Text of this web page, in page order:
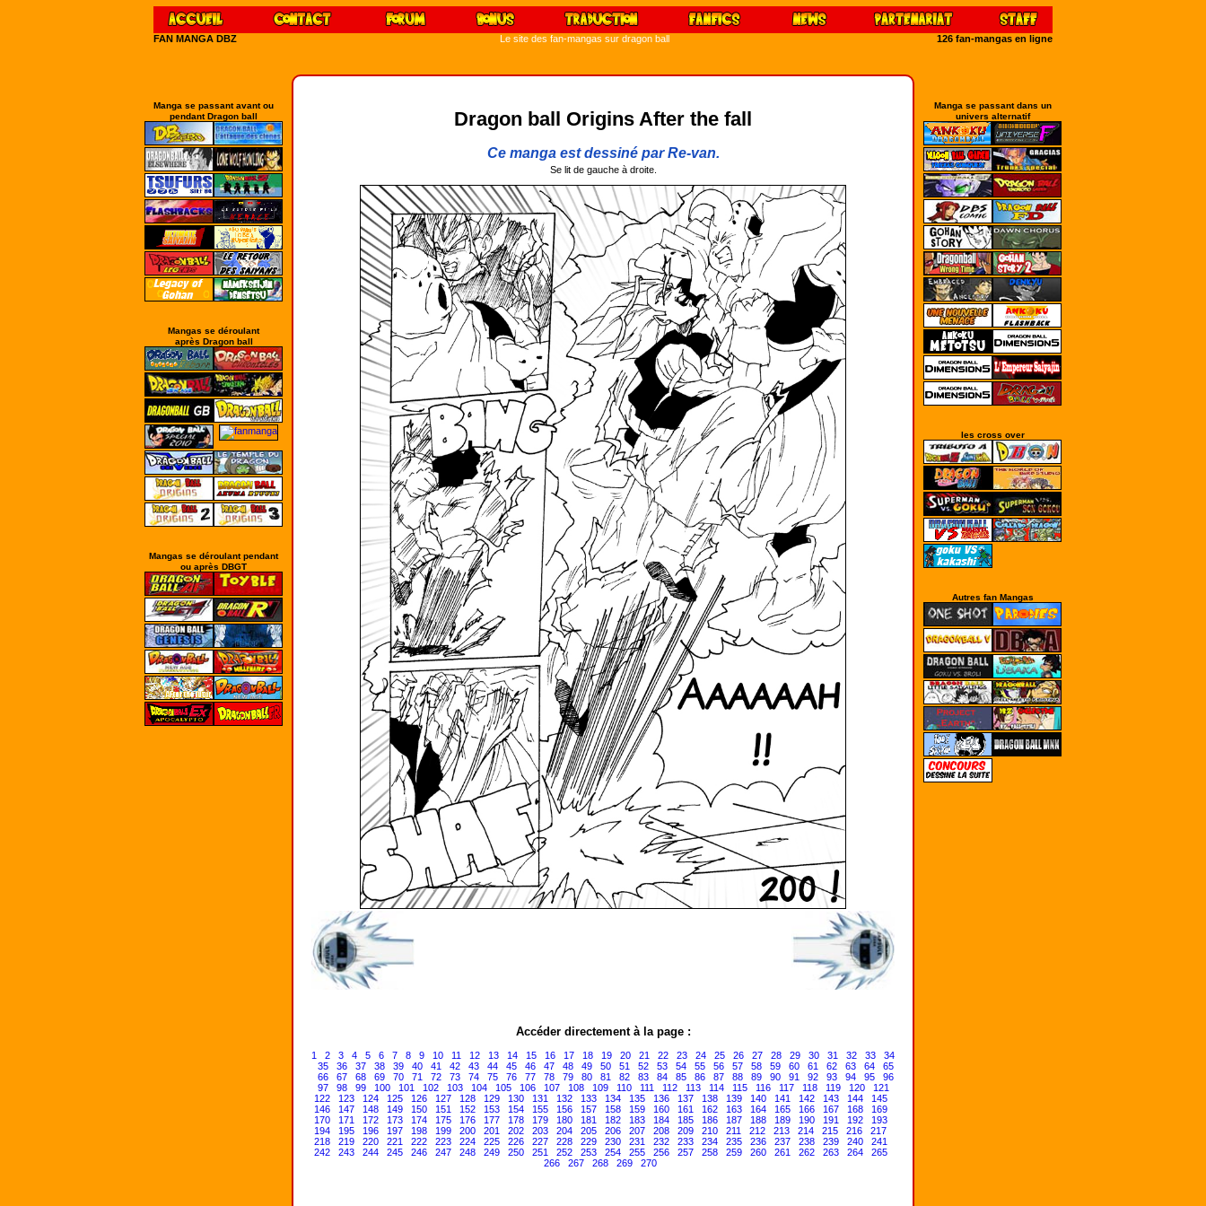
FAN MANGA DBZ Le site des fan-mangas sur dragon ball 126 fan-mangas en ligne
Manga se passant dans un
univers alternatif
les cross over
Autres fan Mangas
Manga se passant avant ou
pendant Dragon ball
Mangas se déroulant
après Dragon ball
Mangas se déroulant pendant
ou après DBGT
Dragon ball Origins After the fall
Ce manga est dessiné par Re-van.
Se lit de gauche à droite.
Accéder directement à la page :
1 2 3 4 5 6 7 8 9 10 11 12 13 14 15 16 17 18 19 20 21 22 23 24 25 26 27 28 29 30 31 32 33
34
35
36 37 38 39 40 41 42 43 44 45 46 47 48 49 50 51 52 53 54 55 56 57 58 59 60 61 62 63 64
65
66
67 68 69 70 71 72 73 74 75 76 77 78 79 80 81 82 83 84 85 86 87 88 89 90 91 92 93 94 95
96
97
98 99 100 101 102 103 104 105 106 107 108 109 110 111 112 113 114 115 116 117 118 119 120
121
122
123 124 125 126 127 128 129 130 131 132 133 134 135 136 137 138 139 140 141 142 143 144
145
146
147 148 149 150 151 152 153 154 155 156 157 158 159 160 161 162 163 164 165 166 167 168
169
170
171 172 173 174 175 176 177 178 179 180 181 182 183 184 185 186 187 188 189 190 191 192
193
194
195 196 197 198 199 200 201 202 203 204 205 206 207 208 209 210 211 212 213 214 215 216
217
218
219 220 221 222 223 224 225 226 227 228 229 230 231 232 233 234 235 236 237 238 239 240
241
242
243 244 245 246 247 248 249 250 251 252 253 254 255 256 257 258 259 260 261 262 263 264
265
266
267 268 269 270